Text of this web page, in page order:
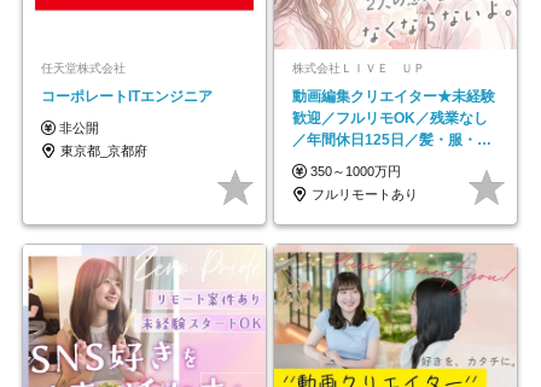
任天堂株式会社
コーポレートITエンジニア
非公開
東京都_京都府
株式会社ＬＩＶＥ ＵＰ
動画編集クリエイター★未経験
歓迎／フルリモOK／残業なし
／年間休日125日／髪・服・ネ
イル自由／研修充実で安心
350～1000万円
フルリモートあり